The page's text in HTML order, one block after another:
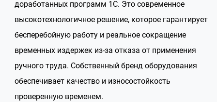
доработанных программ 1С. Это современное
высокотехнологичное решение, которое гарантирует
бесперебойную работу и реальное сокращение
временных издержек из-за отказа от применения
ручного труда. Собственный бренд оборудования
обеспечивает качество и износостойкость
проверенную временем.